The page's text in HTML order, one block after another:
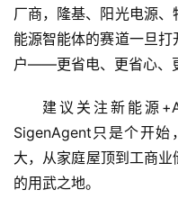
应
用
业
/
好
文
登录
厂商，隆基、阳光电源、
能源智能体的赛道一旦
户——更省电、更省心、
建议关注新能源
SigenAgent只是个开
大，从家庭屋顶到工商
的用武之地。